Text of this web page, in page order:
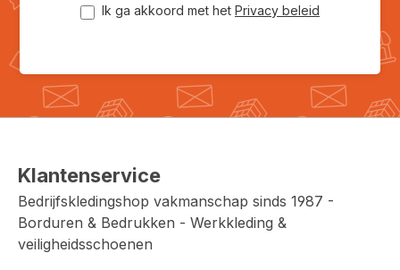
Ik ga akkoord met het Privacy beleid
Klantenservice
Bedrijfskledingshop vakmanschap sinds 1987 -
Borduren & Bedrukken - Werkkleding &
veiligheidsschoenen